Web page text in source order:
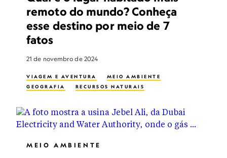
remoto do mundo? Conheça
esse destino por meio de 7
fatos
21 de novembro de 2024
VIAGEM E AVENTURA
MEIO AMBIENTE
GEOGRAFIA
RECURSOS NATURAIS
MEIO AMBIENTE